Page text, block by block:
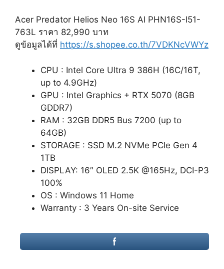
Acer Predator Helios Neo 16S AI PHN16S-I51-
763L ราคา 82,990 บาท
ดูข้อมูลได้ที่ https://s.shopee.co.th/7VDKNcVWYz
CPU : Intel Core Ultra 9 386H (16C/16T,
up to 4.9GHz)
GPU : Intel Graphics + RTX 5070 (8GB
GDDR7)
RAM : 32GB DDR5 Bus 7200 (up to
64GB)
STORAGE : SSD M.2 NVMe PCIe Gen 4
1TB
DISPLAY: 16″ OLED 2.5K @165Hz, DCI-P3
100%
OS : Windows 11 Home
Warranty : 3 Years On-site Service